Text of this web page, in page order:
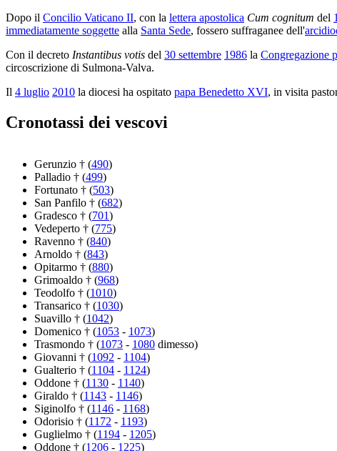
Dopo il Concilio Vaticano II, con la lettera apostolica Cum cognitum del
immediatamente soggette alla Santa Sede, fossero suffraganee dell'
Con il decreto Instantibus votis del 30 settembre 1986 la Congregazione
circoscrizione di Sulmona-Valva.
Il 4 luglio 2010 la diocesi ha ospitato papa Benedetto XVI, in visita
Cronotassi dei vescovi
Gerunzio † (490)
Palladio † (499)
Fortunato † (503)
San Panfilo † (682)
Gradesco † (701)
Vedeperto † (775)
Ravenno † (840)
Arnoldo † (843)
Opitarmo † (880)
Grimoaldo † (968)
Teodolfo † (1010)
Transarico † (1030)
Suavillo † (1042)
Domenico † (1053 - 1073)
Trasmondo † (1073 - 1080 dimesso)
Giovanni † (1092 - 1104)
Gualterio † (1104 - 1124)
Oddone † (1130 - 1140)
Giraldo † (1143 - 1146)
Siginolfo † (1146 - 1168)
Odorisio † (1172 - 1193)
Guglielmo † (1194 - 1205)
Oddone † (1206 - 1225)